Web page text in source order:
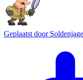
Geplaatst door